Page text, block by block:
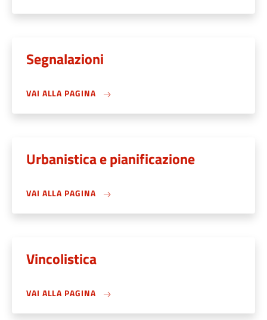
Segnalazioni
VAI ALLA PAGINA
Urbanistica e pianificazione
VAI ALLA PAGINA
Vincolistica
VAI ALLA PAGINA